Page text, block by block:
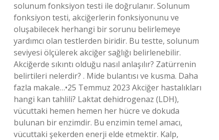
solunum fonksiyon testi ile doğrulanır. Solunum
fonksiyon testi, akciğerlerin fonksiyonunu ve
oluşabilecek herhangi bir sorunu belirlemeye
yardımcı olan testlerden biridir. Bu testte, solunum
seviyesi ölçülerek akciğer sağlığı belirlenebilir.
Akciğerde sıkıntı olduğu nasıl anlaşılır? Zatürrenin
belirtileri nelerdir? . Mide bulantısı ve kusma. Daha
fazla makale…•25 Temmuz 2023 Akciğer hastalıkları
hangi kan tahlili? Laktat dehidrogenaz (LDH),
vücuttaki hemen hemen her hücre ve dokuda
bulunan bir enzimdir. Bu enzimin temel amacı,
vücuttaki şekerden enerji elde etmektir. Kalp,